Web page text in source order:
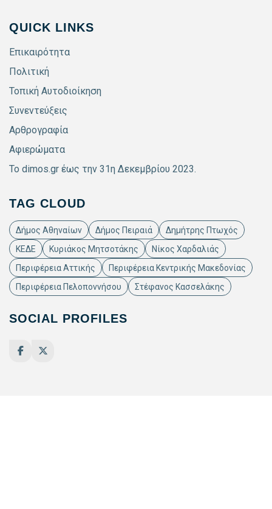
QUICK LINKS
Επικαιρότητα
Πολιτική
Τοπική Αυτοδιοίκηση
Συνεντεύξεις
Αρθρογραφία
Αφιερώματα
Το dimos.gr έως την 31η Δεκεμβρίου 2023.
TAG CLOUD
Δήμος Αθηναίων Δήμος Πειραιά
Δημήτρης Πτωχός
ΚΕΔΕ
Κυριάκος Μητσοτάκης
Νίκος Χαρδαλιάς
Περιφέρεια Αττικής
Περιφέρεια Κεντρικής Μακεδονίας
Περιφέρεια Πελοποννήσου
Στέφανος Κασσελάκης
SOCIAL PROFILES